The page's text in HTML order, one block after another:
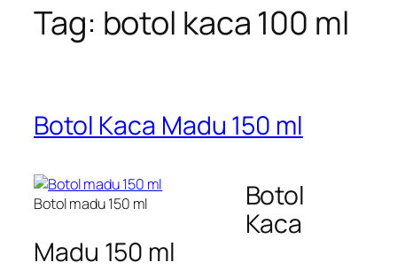
Tag: botol kaca 100 ml
Botol Kaca Madu 150 ml
Botol madu 150 ml
Botol
Kaca
Madu 150 ml